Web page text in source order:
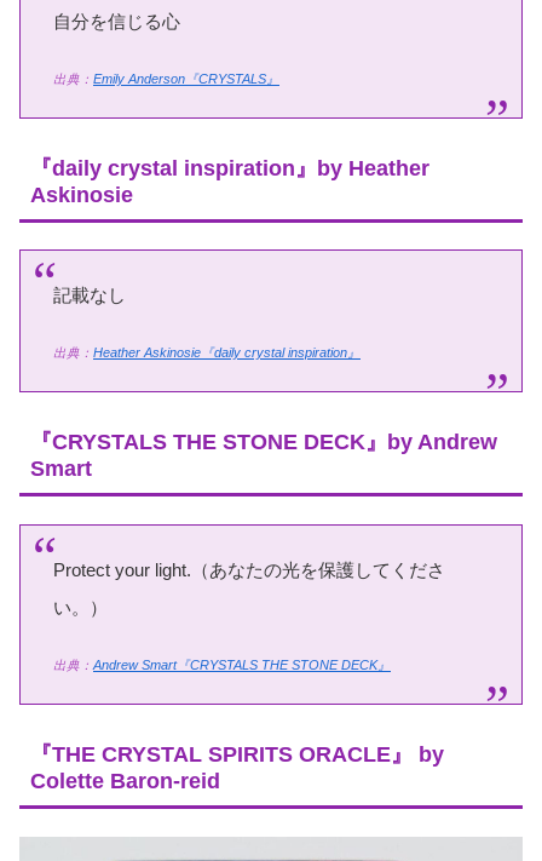
自分を信じる心
出典： Emily Anderson『CRYSTALS』
『daily crystal inspiration』by Heather
Askinosie
記載なし
出典： Heather Askinosie『daily crystal inspiration』
『CRYSTALS THE STONE DECK』by Andrew
Smart
Protect your light.（あなたの光を保護してくださ
い。）
出典： Andrew Smart『CRYSTALS THE STONE DECK』
『THE CRYSTAL SPIRITS ORACLE』 by
Colette Baron-reid